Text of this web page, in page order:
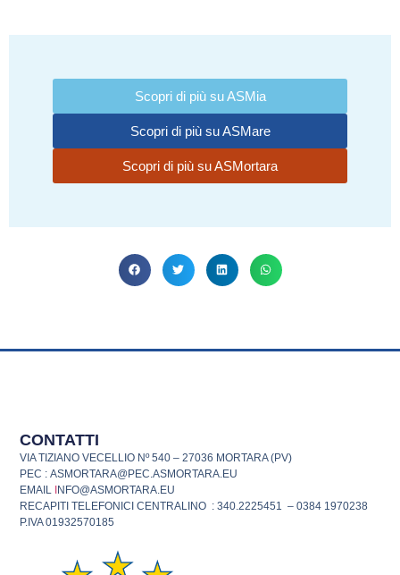
Scopri di più su ASMia
Scopri di più su ASMare
Scopri di più su ASMortara
CONTATTI
VIA TIZIANO VECELLIO Nº 540 – 27036 MORTARA (PV)
PEC : ASMORTARA@PEC.ASMORTARA.EU
EMAIL NFO@ASMORTARA.EU
RECAPITI TELEFONICI CENTRALINO : 340.2225451 – 0384 1970238
P.IVA 01932570185